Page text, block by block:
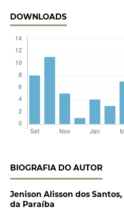
DOWNLOADS
BIOGRAFIA DO AUTOR
Jenison Alisson dos Santos,
da Paraíba